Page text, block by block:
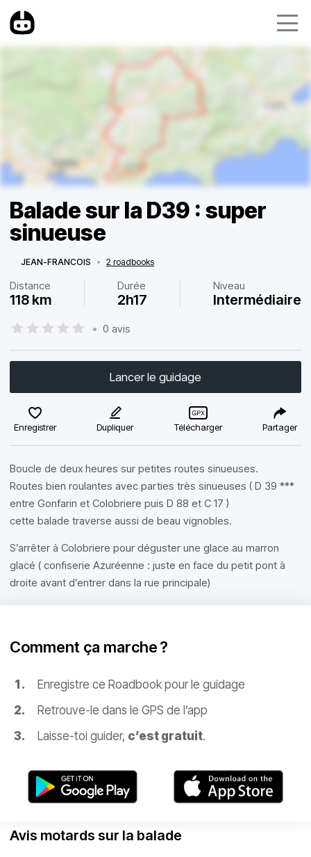
Balade sur la D39 : super
sinueuse
JEAN-FRANCOIS • 2 roadbooks
Distance
118 km
Durée
2h17
Niveau
Intermédiaire
• 0 avis
Lancer le guidage
Enregistrer Dupliquer Télécharger Partager
Boucle de deux heures sur petites routes sinueuses.
Routes bien roulantes avec parties très sinueuses ( D 39 ***
entre Gonfarin et Colobriere puis D 88 et C 17 )
cette balade traverse aussi de beau vignobles.
S’arrêter à Colobriere pour déguster une glace au marron
glacé ( confiserie Azuréenne : juste en face du petit pont à
droite avant d’entrer dans la rue principale)
Comment ça marche ?
Enregistre ce Roadbook pour le guidage
Retrouve-le dans le GPS de l’app
Laisse-toi guider, c’est gratuit.
Avis motards sur la balade